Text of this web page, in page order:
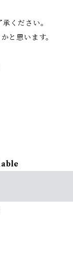
ください。
と思います。